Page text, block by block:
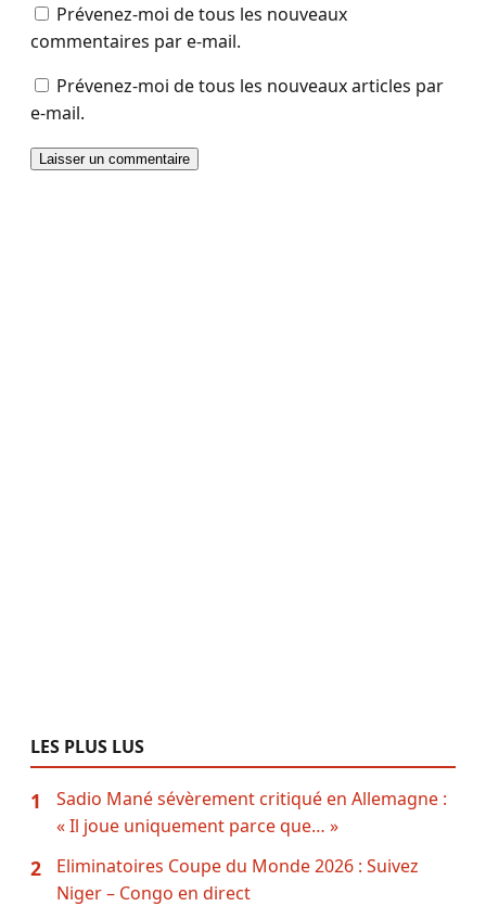
Prévenez-moi de tous les nouveaux
commentaires par e-mail.
Prévenez-moi de tous les nouveaux articles par
e-mail.
LES PLUS LUS
1
Sadio Mané sévèrement critiqué en Allemagne :
« Il joue uniquement parce que… »
2
Eliminatoires Coupe du Monde 2026 : Suivez
Niger – Congo en direct